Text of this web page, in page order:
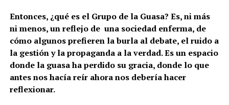
Entonces, ¿qué es el Grupo de la Guasa? Es, ni más
ni menos, un reflejo de una sociedad enferma, de
cómo algunos prefieren la burla al debate, el ruido a
la gestión y la propaganda a la verdad. Es un espacio
donde la guasa ha perdido su gracia, donde lo que
antes nos hacía reír ahora nos debería hacer
reflexionar.